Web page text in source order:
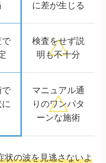
に差が生じる
で
検査をせず説
明も不十分
で
マニュアル通
りのワンパタ
ーンな施術
状の波を見逃さないよ